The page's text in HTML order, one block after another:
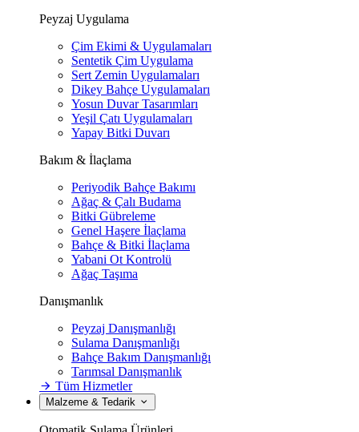
Peyzaj Uygulama
Çim Ekimi & Uygulamaları
Sentetik Çim Uygulama
Sert Zemin Uygulamaları
Dikey Bahçe Uygulamaları
Yosun Duvar Tasarımları
Yeşil Çatı Uygulamaları
Yapay Bitki Duvarı
Bakım & İlaçlama
Periyodik Bahçe Bakımı
Ağaç & Çalı Budama
Bitki Gübreleme
Genel Haşere İlaçlama
Bahçe & Bitki İlaçlama
Yabani Ot Kontrolü
Ağaç Taşıma
Danışmanlık
Peyzaj Danışmanlığı
Sulama Danışmanlığı
Bahçe Bakım Danışmanlığı
Tarımsal Danışmanlık
Tüm Hizmetler
Malzeme & Tedarik